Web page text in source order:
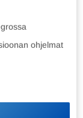
ohjelmat